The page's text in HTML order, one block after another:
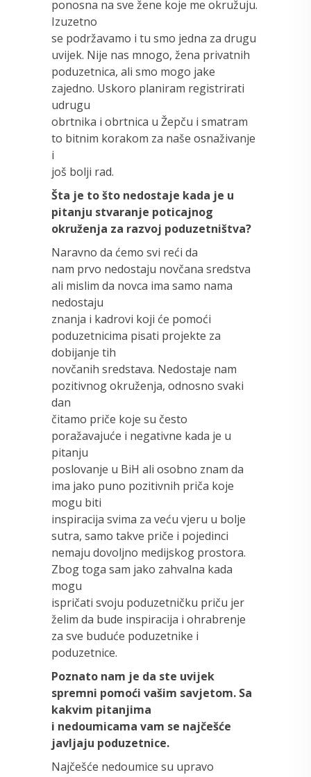
ponosna na sve žene koje me okružuju.
Izuzetno
se podržavamo i tu smo jedna za drugu
uvijek. Nije nas mnogo, žena privatnih
poduzetnica, ali smo mogo jake
zajedno. Uskoro planiram registrirati
udrugu
obrtnika i obrtnica u Žepču i smatram
to bitnim korakom za naše osnaživanje
i
još bolji rad.
Šta je to što nedostaje kada je u
pitanju stvaranje poticajnog
okruženja za razvoj poduzetništva?
Naravno da ćemo svi reći da
nam prvo nedostaju novčana sredstva
ali mislim da novca ima samo nama
nedostaju
znanja i kadrovi koji će pomoći
poduzetnicima pisati projekte za
dobijanje tih
novčanih sredstava. Nedostaje nam
pozitivnog okruženja, odnosno svaki
dan
čitamo priče koje su često
poražavajuće i negativne kada je u
pitanju
poslovanje u BiH ali osobno znam da
ima jako puno pozitivnih priča koje
mogu biti
inspiracija svima za veću vjeru u bolje
sutra, samo takve priče i pojedinci
nemaju dovoljno medijskog prostora.
Zbog toga sam jako zahvalna kada
mogu
ispričati svoju poduzetničku priču jer
želim da bude inspiracija i ohrabrenje
za sve buduće poduzetnike i
poduzetnice.
Poznato nam je da ste uvijek
spremni pomoći vašim savjetom. Sa
kakvim pitanjima
i nedoumicama vam se najčešće
javljaju poduzetnice.
Najčešće nedoumice su upravo